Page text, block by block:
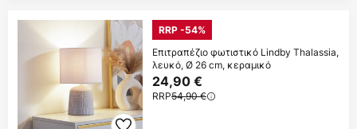
RRP -54%
Επιτραπέζιο φωτιστικό Lindby Thalassia,
λευκό, Ø 26 cm, κεραμικό
24,90 €
RRP54,90 €